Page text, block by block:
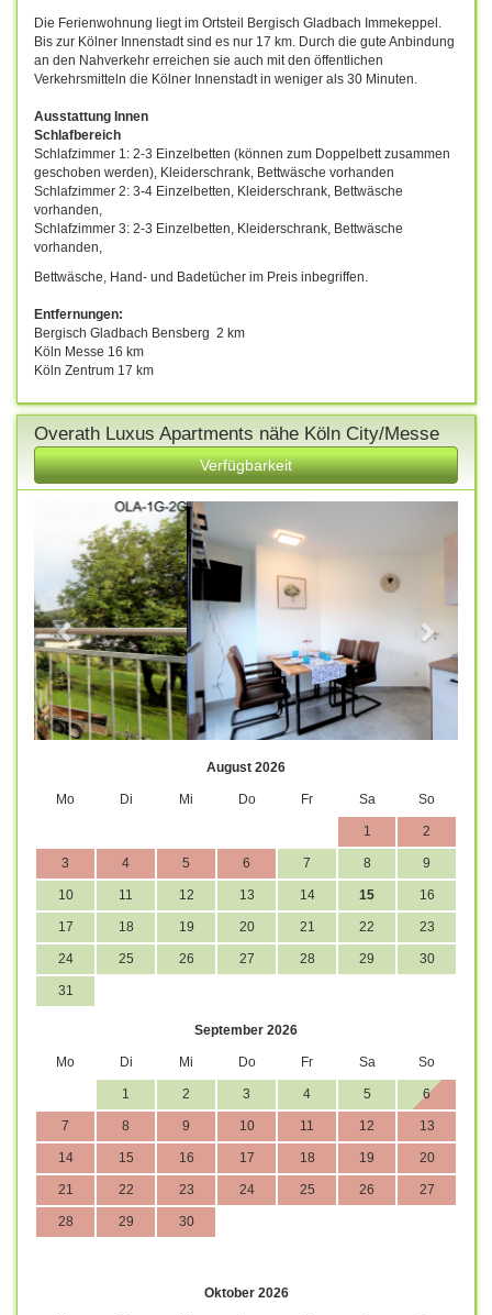
Die Ferienwohnung liegt im Ortsteil Bergisch Gladbach Immekeppel.
Bis zur Kölner Innenstadt sind es nur 17 km. Durch die gute Anbindung
an den Nahverkehr erreichen sie auch mit den öffentlichen
Verkehrsmitteln die Kölner Innenstadt in weniger als 30 Minuten.
Ausstattung Innen
Schlafbereich
Schlafzimmer 1: 2-3 Einzelbetten (können zum Doppelbett zusammen
geschoben werden), Kleiderschrank, Bettwäsche vorhanden
Schlafzimmer 2: 3-4 Einzelbetten, Kleiderschrank, Bettwäsche
vorhanden,
Schlafzimmer 3: 2-3 Einzelbetten, Kleiderschrank, Bettwäsche
vorhanden,
Bettwäsche, Hand- und Badetücher im Preis inbegriffen.
Entfernungen:
Bergisch Gladbach Bensberg 2 km
Köln Messe 16 km
Köln Zentrum 17 km
Overath Luxus Apartments nähe Köln City/Messe
Verfügbarkeit
Previous
August 2026
Mo Di Mi Do Fr Sa So
1 2
3 4 5 6 7 8 9
10 11 12 13 14 15 16
17 18 19 20 21 22 23
24 25 26 27 28 29 30
31
September 2026
Mo Di Mi Do Fr Sa So
1 2 3 4 5 6
7 8 9 10 11 12 13
14 15 16 17 18 19 20
21 22 23 24 25 26 27
28 29 30
Oktober 2026